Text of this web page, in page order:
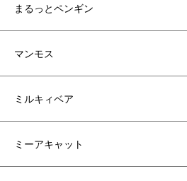
まるっとペンギン
マンモス
ミルキィベア
ミーアキャット